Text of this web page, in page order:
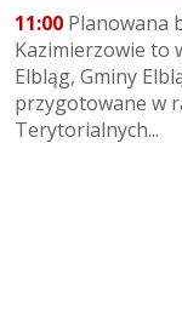
11:00 Planowana
Kazimierzowie to
Elbląg, Gminy
przygotowane w
Terytorialnych...